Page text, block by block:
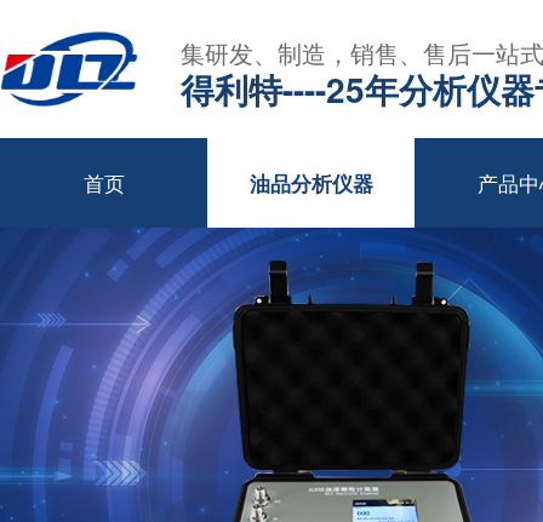
集研发、制造，销售、售后一站
得利特----25年分析仪
首页 油品分析仪器 产品